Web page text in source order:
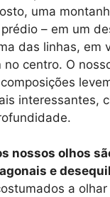
uma
– em um
das linhas, em
no centro. O
interessantes,
nossos olhos
e
a